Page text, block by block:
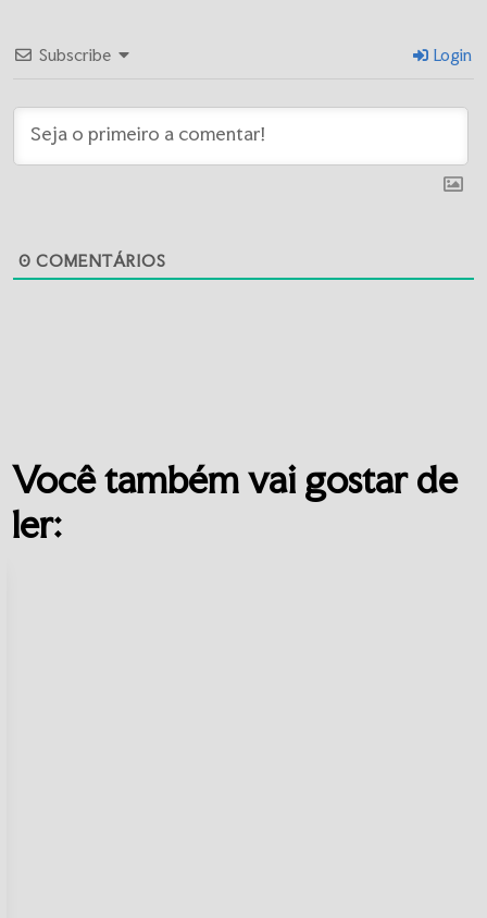
Subscribe Login
0 COMENTÁRIOS
Você também vai gostar de
ler: